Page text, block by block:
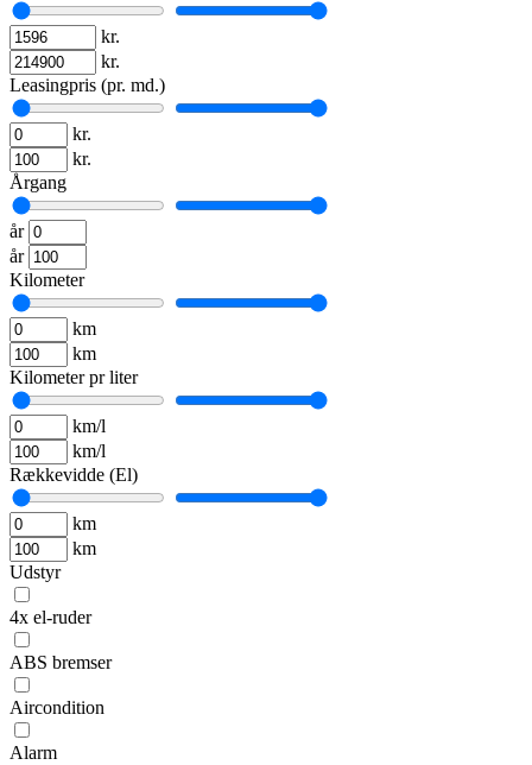
kr.
kr.
Leasingpris (pr. md.)
kr.
kr.
Årgang
år
år
Kilometer
km
km
Kilometer pr liter
km/l
km/l
Rækkevidde (El)
km
km
Udstyr
4x el-ruder
ABS bremser
Aircondition
Alarm